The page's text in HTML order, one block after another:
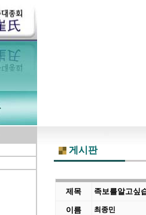
게시판
제목 족보를알고싶
이름 최종민